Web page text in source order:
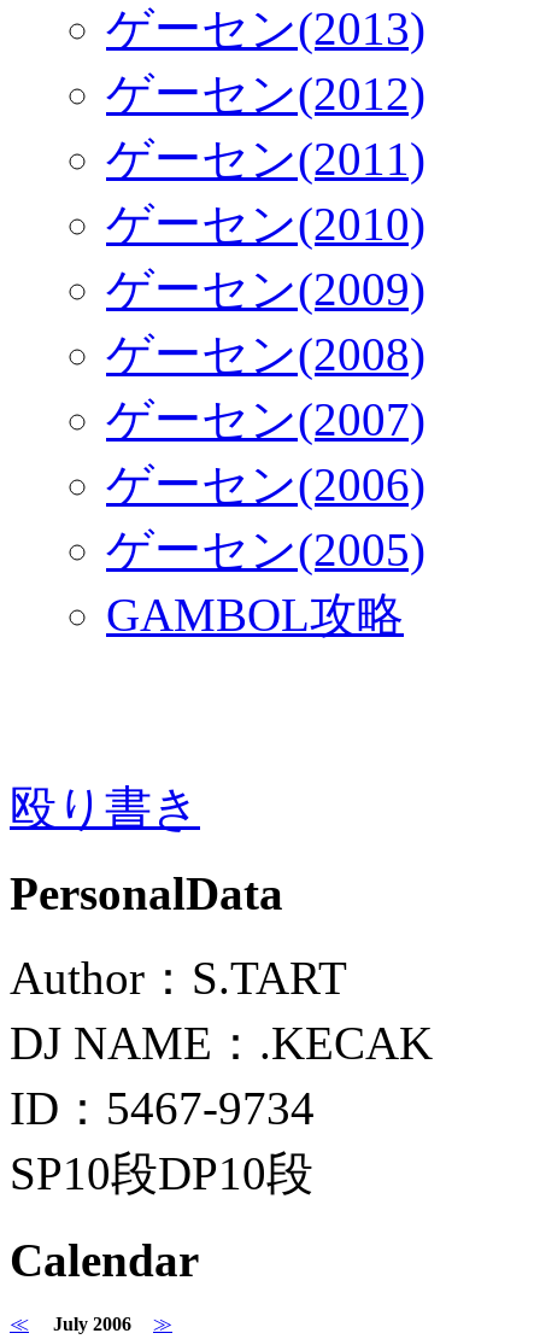
ゲーセン(2013)
ゲーセン(2012)
ゲーセン(2011)
ゲーセン(2010)
ゲーセン(2009)
ゲーセン(2008)
ゲーセン(2007)
ゲーセン(2006)
ゲーセン(2005)
GAMBOL攻略
殴り書き
PersonalData
Author：S.TART
DJ NAME：.KECAK
ID：5467-9734
SP10段DP10段
Calendar
≪ July 2006
≫